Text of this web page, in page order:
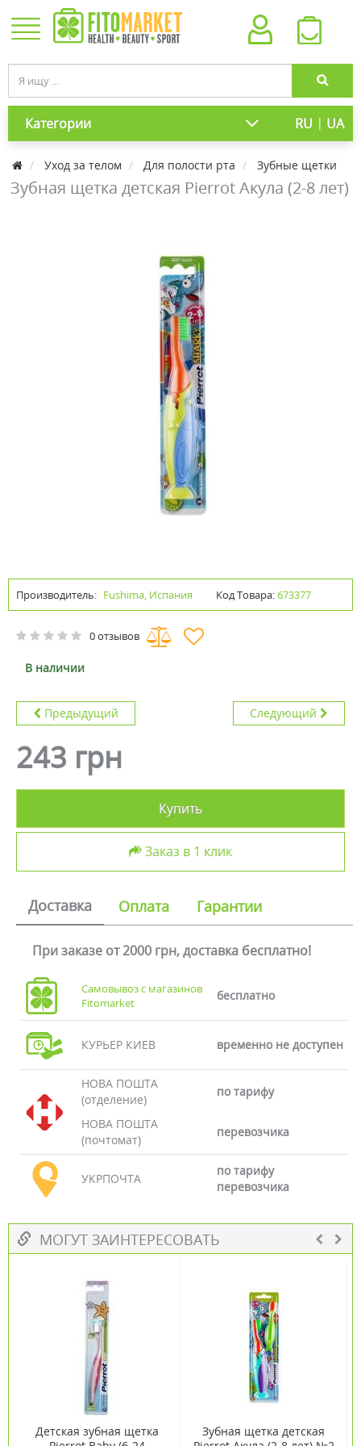
Категории RU | UA
Уход за телом Для полости рта Зубные щетки
Зубная щетка детская Pierrot Акула (2-8 лет)
Производитель: Fushima, Испания Код Товара:673377
0 отзывов
В наличии
Предыдущий Следующий
243 грн
Купить
Заказ в 1 клик
Доставка Оплата Гарантии
При заказе от 2000 грн, доставка бесплатно!
Самовывоз с магазинов
Fitomarket
бесплатно
КУРЬЕР КИЕВ временно не доступен
НОВА ПОШТА
(отделение)
по тарифу
НОВА ПОШТА
(почтомат)
перевозчика
УКРПОЧТА
по тарифу
перевозчика
МОГУТ ЗАИНТЕРЕСОВАТЬ
Детская зубная щетка
Зубная щетка детская